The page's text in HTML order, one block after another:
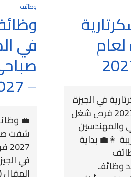
في الجيزة
لعام 2026 – 2027 فرص شغل
والمهندسين
👩‍💼 بداية
وظائف
وظائف
في
– 2027
💼
في